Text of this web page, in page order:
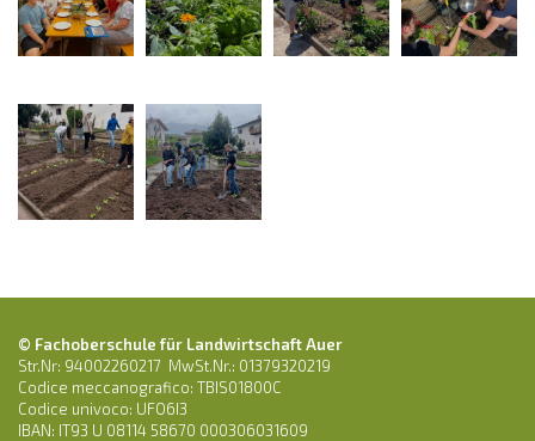
© Fachoberschule für Landwirtschaft Auer
Str.Nr: 94002260217 MwSt.Nr.: 01379320219
Codice meccanografico: TBIS01800C
Codice univoco: UFO6I3
IBAN: IT93 U 08114 58670 000306031609